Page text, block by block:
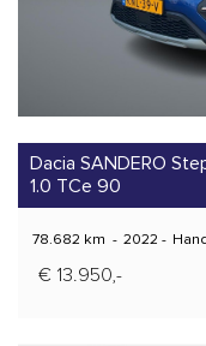
Dacia SANDERO
1.0 TCe 90
78.682 km - 2022 -
€ 13.950,-